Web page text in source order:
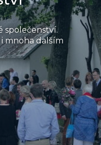
společenství.
mnoha dalším